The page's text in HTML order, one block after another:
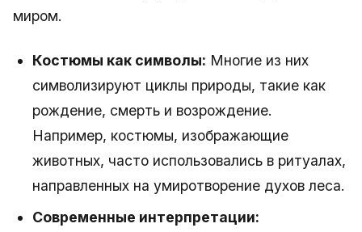
миром.
Костюмы как символы: Многие из них
символизируют циклы природы, такие как
рождение, смерть и возрождение.
Например, костюмы, изображающие
животных, часто использовались в ритуалах,
направленных на умиротворение духов леса.
Современные интерпретации: